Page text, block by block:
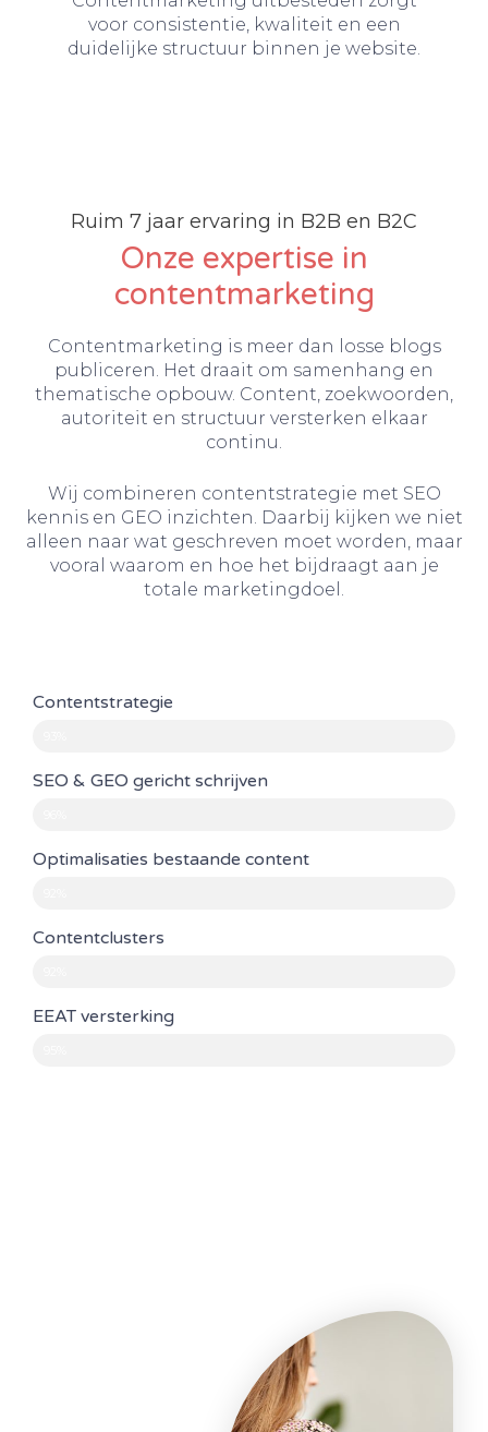
voor consistentie, kwaliteit en een
duidelijke structuur binnen je website.
Ruim 7 jaar ervaring in B2B en B2C
Onze expertise in
contentmarketing
Contentmarketing is meer dan losse blogs
publiceren. Het draait om samenhang en
thematische opbouw. Content, zoekwoorden,
autoriteit en structuur versterken elkaar
continu.
Wij combineren contentstrategie met SEO
kennis en GEO inzichten. Daarbij kijken we niet
alleen naar wat geschreven moet worden, maar
vooral waarom en hoe het bijdraagt aan je
totale marketingdoel.
Contentstrategie
SEO & GEO gericht schrijven
Optimalisaties bestaande content
Contentclusters
EEAT versterking